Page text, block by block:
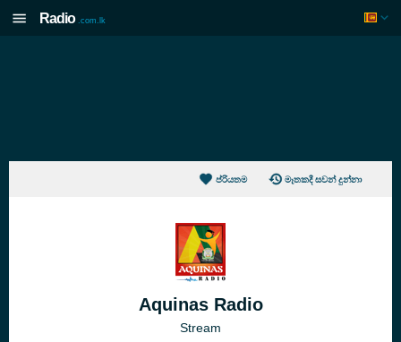
Radio .com.lk
ප්රියතම මෑතකදී සවන් දුන්නා
Aquinas Radio
Stream